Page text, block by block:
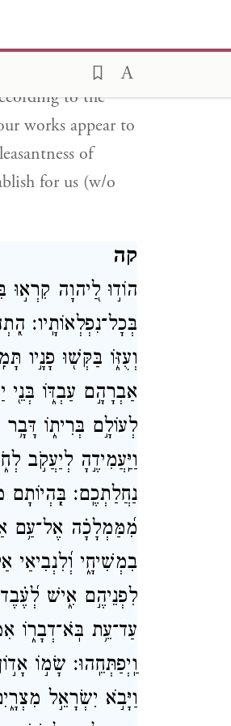
and we will sing
to the
works appear to
of
for us (w/o
קה
הוֹד֣וּ לַ֭יהוָה קִרְא֣וּ
בְּכָל־נִפְלְאוֹתָֽיו׃
וְעֻזּ֑וֹ בַּקְּשׁ֖וּ פָנָ֣יו
אַבְרָהָ֣ם עַבְדּ֑וֹ בְּנֵ֖י
לְעוֹלָ֣ם בְּרִית֑וֹ
וַיַּֽעֲמִידֶ֣הָ לְיַעֲקֹ֣ב
נַחֲלַתְכֶֽם׃ בִּֽ֭הְיוֹתָם
מִ֝מַּמְלָכָ֗ה אֶל־עַ֥ם
בִמְשִׁיחָ֑י
לִפְנֵיהֶ֣ם אִ֑ישׁ
עַד־עֵ֥ת בֹּֽא־דְבָר֑וֹ
וַֽיְפַתְּחֵֽהוּ׃ שָׂמ֣וֹ
וַיָּבֹ֣א יִשְׂרָאֵ֣ל